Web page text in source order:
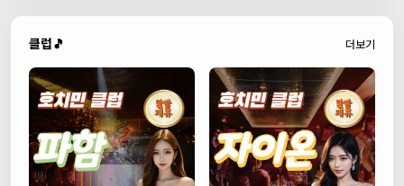
클럽🎵 더보기